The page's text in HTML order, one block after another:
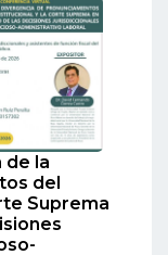
de la
del
Suprema